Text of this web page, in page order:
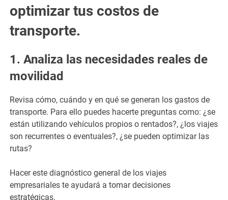
optimizar tus costos de
transporte.
1. Analiza las necesidades reales de
movilidad
Revisa cómo, cuándo y en qué se generan los gastos de
transporte. Para ello puedes hacerte preguntas como: ¿se
están utilizando vehículos propios o rentados?, ¿los viajes
son recurrentes o eventuales?, ¿se pueden optimizar las
rutas?
Hacer este diagnóstico general de los viajes
empresariales te ayudará a tomar decisiones
estratégicas.